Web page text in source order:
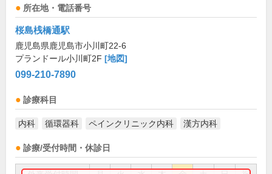
所在地・電話番号
桜島桟橋通駅
鹿児島県鹿児島市小川町22-6
プランドール小川町2F [地図]
099-210-7890
診療科目
内科 循環器科 ペインクリニック内科 漢方内科
診療/受付時間・休診日